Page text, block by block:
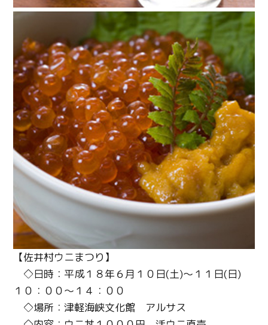
【佐井村ウニまつり】
◇日時：平成１８年６月１０日(土)～１１日(日)
１０：００～１４：００
◇場所：津軽海峡文化館 アルサス